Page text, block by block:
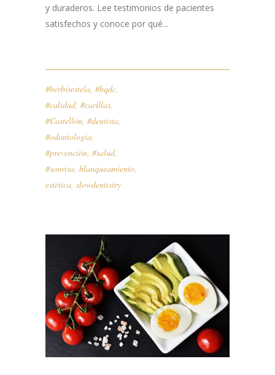
y duraderos. Lee testimonios de pacientes
satisfechos y conoce por qué...
#berbisestela, #bqdc,
#calidad, #carillas,
#Castellón, #dentista,
#odontologia,
#prevención, #salud,
#sonrisa, blanqueamiento,
estética, slowdentistry